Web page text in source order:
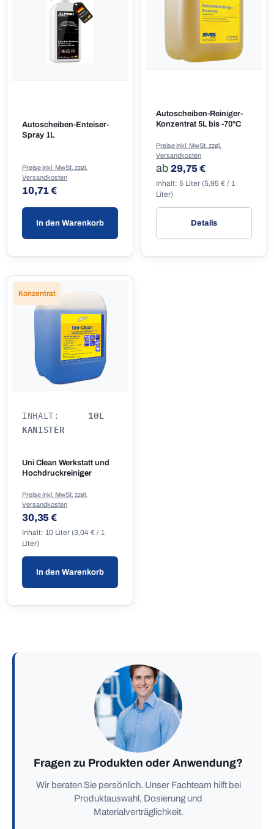
Autoscheiben-Enteiser-
Spray 1L
Regulärer Preis:
10,71 €
Preise inkl. MwSt. zzgl.
Versandkosten
In den Warenkorb
Autoscheiben-Reiniger-
Konzentrat 5L bis -70°C
Inhalt: 5 Liter (5,95 € / 1
Liter)
Regulärer Preis:
ab 29,75 €
Preise inkl. MwSt. zzgl.
Versandkosten
Details
Konzentrat
Uni Clean Werkstatt und
Hochdruckreiniger
INHALT: 10L
KANISTER
Inhalt: 10 Liter (3,04 € / 1
Liter)
Regulärer Preis:
30,35 €
Preise inkl. MwSt. zzgl.
Versandkosten
In den Warenkorb
Fragen zu Produkten oder Anwendung?
Wir beraten Sie persönlich. Unser Fachteam hilft bei
Produktauswahl, Dosierung und
Materialverträglichkeit.